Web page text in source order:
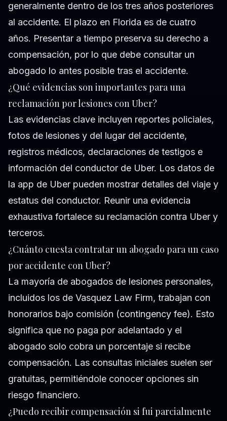
generalmente dentro de los tres años posteriores
al accidente. El plazo en Florida es de cuatro
años. Presentar a tiempo preserva su derecho a
compensación, por lo que debe consultar un
abogado lo antes posible tras el accidente.
¿Qué evidencias son importantes para una
reclamación por lesiones con Uber?
Las evidencias clave incluyen reportes policiales,
fotos de lesiones y del lugar del accidente,
registros médicos, declaraciones de testigos e
información del conductor de Uber. Los datos de
la app de Uber pueden mostrar detalles del viaje y
estatus del conductor. Reunir una evidencia
exhaustiva fortalece su reclamación contra Uber y
terceros.
¿Cuánto cuesta contratar un abogado para un caso
por accidente con Uber?
La mayoría de abogados de lesiones personales,
incluidos los de Vasquez Law Firm, trabajan con
honorarios bajo comisión (contingency fee). Esto
significa que no paga por adelantado y el
abogado solo cobra un porcentaje si recibe
compensación. Las consultas iniciales suelen ser
gratuitas, permitiéndole conocer opciones sin
riesgo financiero.
¿Puedo recibir compensación si fui parcialmente